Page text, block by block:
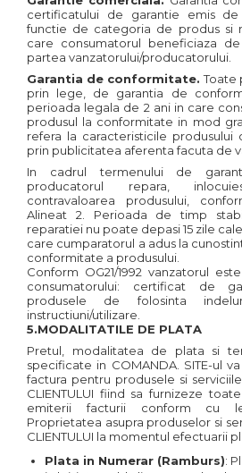
certificatului de garantie emis
functie de categoria de produs si
care consumatorul beneficiaza
partea vanzatorului/producatorului.
Garantia de conformitate.Toate
prin lege, de garantia de
perioada legala de 2 ani in care
produsul la conformitate in mod
refera la caracteristicile produsului
prin publicitatea aferenta facuta de
In cadrul termenului de
producatorul repara,
contravaloarea produsului,
Alineat 2. Perioada de timp
reparatiei nu poate depasi 15 zile
care cumparatorul a adus la
conformitate a produsului.
Conform OG21/1992 vanzatorul
consumatorului: certificat de
produsele de folosinta
instructiuni/utilizare.
5.MODALITATILE DE PLATA
Pretul, modalitatea de plata si
specificate in COMANDA. SITE-ul
factura pentru produsele si
CLIENTULUI fiind sa furnizeze
emiterii facturii conform cu
Proprietatea asupra produselor si
CLIENTULUI la momentul efectuarii
Plata in Numerar (Ramburs):